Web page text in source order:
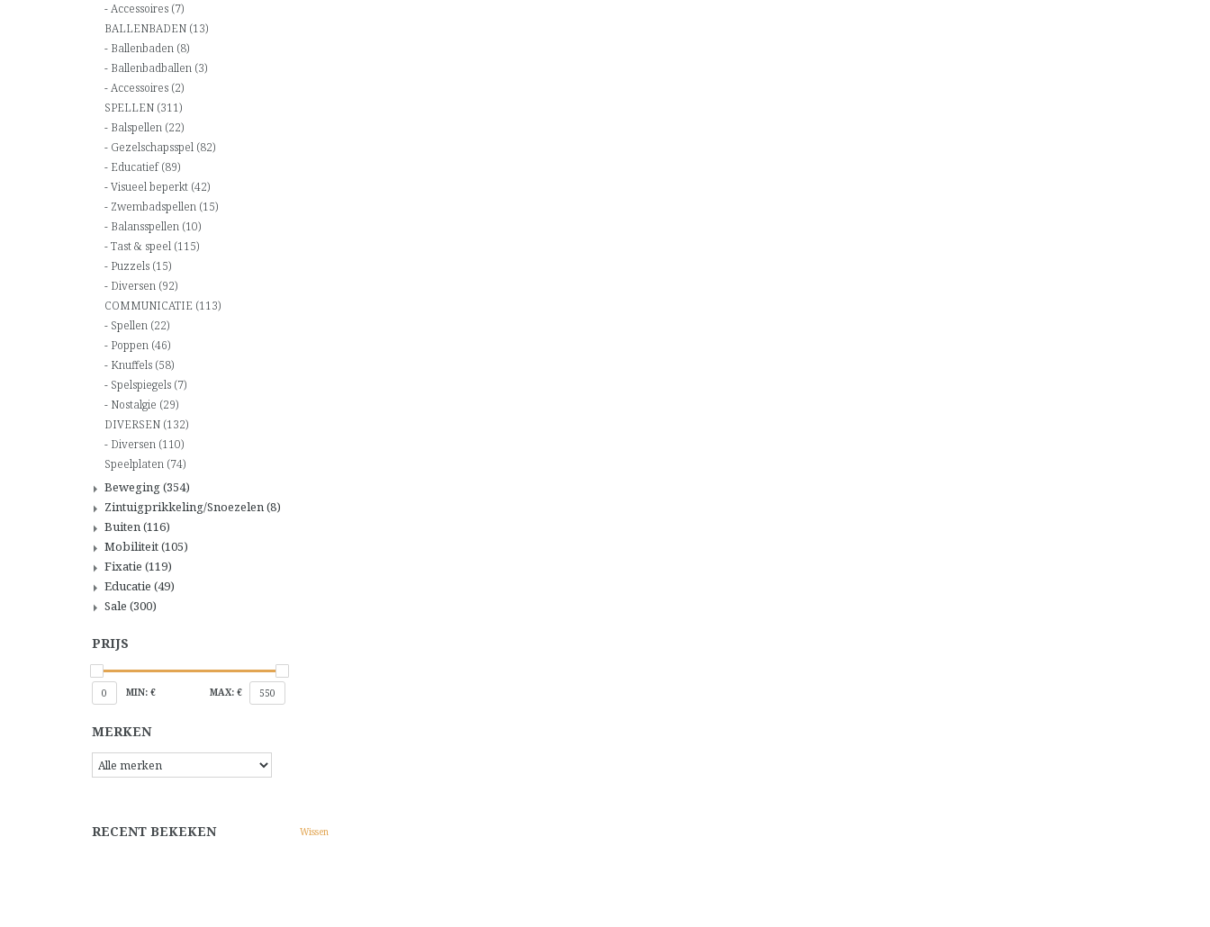
Accessoires (7)
BALLENBADEN (13)
Ballenbaden (8)
Ballenbadballen (3)
Accessoires (2)
SPELLEN (311)
Balspellen (22)
Gezelschapsspel (82)
Educatief(89)
Visueel beperkt (42)
Zwembadspellen (15)
Balansspellen (10)
Tast & speel (115)
Puzzels (15)
Diversen (92)
COMMUNICATIE (113)
Spellen (22)
Poppen (46)
Knuffels (58)
Spelspiegels (7)
Nostalgie (29)
DIVERSEN (132)
Diversen (110)
Speelplaten (74)
Beweging(354)
Zintuigprikkeling/Snoezelen(8)
Buiten(116)
Mobiliteit(105)
Fixatie (119)
Educatie (49)
Sale (300)
PRIJS
0 MIN: € MAX: € 550
MERKEN
RECENT BEKEKEN Wissen